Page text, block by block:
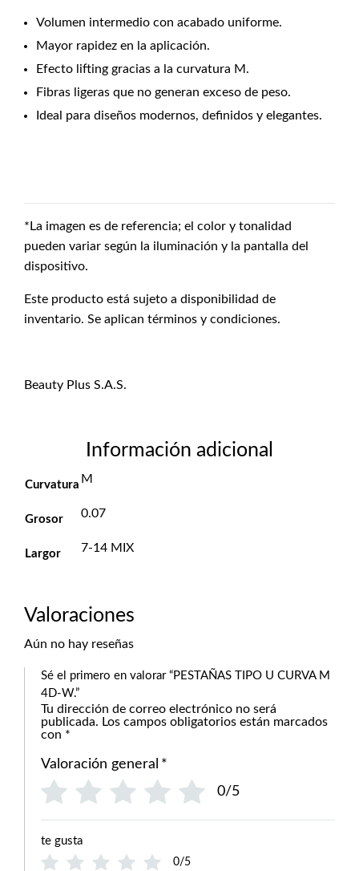
Volumen intermedio con acabado uniforme.
Mayor rapidez en la aplicación.
Efecto lifting gracias a la curvatura M.
Fibras ligeras que no generan exceso de peso.
Ideal para diseños modernos, definidos y elegantes.
*La imagen es de referencia; el color y tonalidad
pueden variar según la iluminación y la pantalla del
dispositivo.
Este producto está sujeto a disponibilidad de
inventario. Se aplican términos y condiciones.
Beauty Plus S.A.S.
Información adicional
Curvatura M
Grosor 0.07
Largor 7-14 MIX
Valoraciones
Aún no hay reseñas
Sé el primero en valorar “PESTAÑAS TIPO U CURVA M
4D-W.”
Tu dirección de correo electrónico no será
publicada. Los campos obligatorios están marcados
con *
Valoración general *
0/5
te gusta
0/5